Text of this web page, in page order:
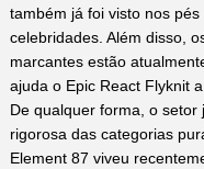
também já foi visto nos
celebridades. Além disso,
marcantes estão
ajuda o Epic React Flyknit
De qualquer forma, o
rigorosa das categorias
Element 87 viveu